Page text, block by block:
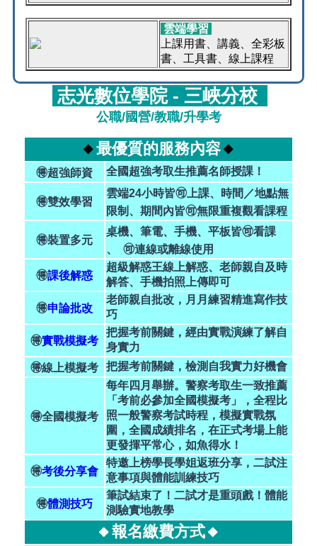
雲端學習
上課用書、講義、全彩板
書、工具書、線上課程
志光數位學院 - 三峽分校
公職/國營/教職/升學考
🔸最優質的服務內容🔸
🉐超強師資 全國超強考取生推薦名師授課！
🉐雙效學習
雲端24小時皆🉑上課、時間／地點無
限制、期間內皆🉑無限重複觀看課程
🉐裝置多元
桌機、筆電、手機、平板皆🉑看課
、 🉑連線或離線使用
🉐課後解惑
超級解惑王線上解惑、老師親自及時
解答、手機拍照上傳即可
🉐申論批改
老師親自批改，月月練習精進寫作技
巧
🉐實戰模擬考
把握考前關鍵，經由實戰演練了解自
身實力
🉐線上模擬考
把握考前關鍵，檢測自我實力好機會
🉐全國模擬考
每年四月舉辦。警察考取生一致推薦
「考前必參加全國模擬考」，全程比
照一般警察考試時程，模擬實戰氛
圍，全國成績排名，在正式考場上能
更發揮平常心，如魚得水！
🉐考後分享會
特邀上榜學長學姐返班分享，二試注
意事項與體能訓練技巧
🉐體測技巧
筆試結束了！二試才是重頭戲！體能
測驗實地教學
🔸報名繳費方式🔸